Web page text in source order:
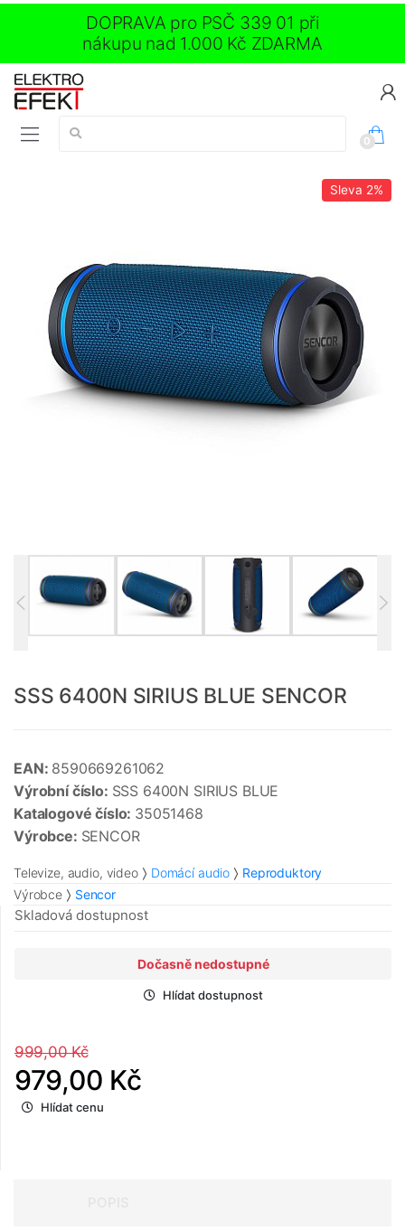
DOPRAVA pro PSČ 339 01 při
nákupu nad 1.000 Kč ZDARMA
Vyhledávání:
0
Sleva 2%
SSS 6400N SIRIUS BLUE SENCOR
EAN: 8590669261062
Výrobní číslo: SSS 6400N SIRIUS BLUE
Katalogové číslo: 35051468
Výrobce: SENCOR
Televize, audio, video Domácí audio
Reproduktory
Výrobce
Sencor
Skladová dostupnost
Dočasně nedostupné
Hlídat dostupnost
999,00 Kč
979,00 Kč
Hlídat cenu